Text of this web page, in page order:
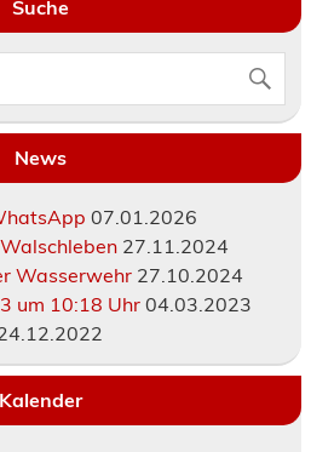
Suche
News
07.01.2026
27.11.2024
Wasserwehr 27.10.2024
um 10:18 Uhr 04.03.2023
Kalender